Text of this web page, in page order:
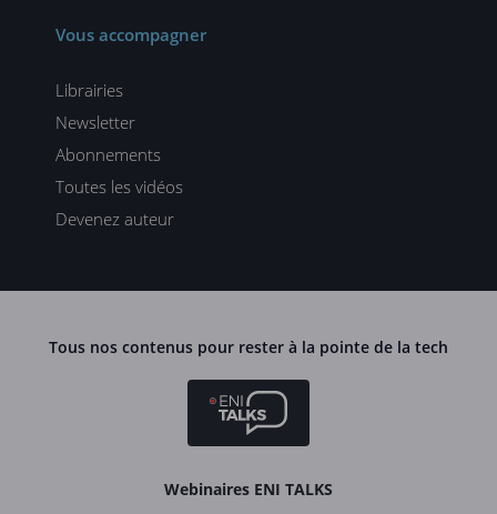
Vous accompagner
Librairies
Newsletter
Abonnements
Toutes les vidéos
Devenez auteur
Tous nos contenus pour rester à la pointe de la tech
Webinaires ENI TALKS